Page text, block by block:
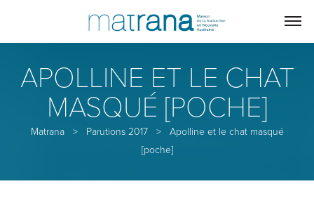
APOLLINE ET LE CHAT
MASQUÉ [POCHE]
Matrana> Parutions 2017 >
Apolline et le chat masqué
[poche]